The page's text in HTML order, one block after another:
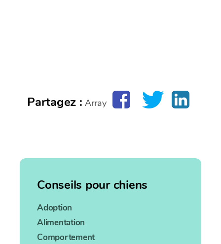
Partagez : Array
Conseils pour chiens
Adoption
Alimentation
Comportement